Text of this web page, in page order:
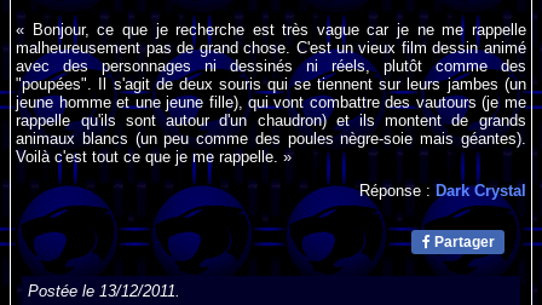
« Bonjour, ce que je recherche est très vague car je ne me rappelle
malheureusement pas de grand chose. C'est un vieux film dessin animé
avec des personnages ni dessinés ni réels, plutôt comme des
"poupées". Il s'agit de deux souris qui se tiennent sur leurs jambes (un
jeune homme et une jeune fille), qui vont combattre des vautours (je me
rappelle qu'ils sont autour d'un chaudron) et ils montent de grands
animaux blancs (un peu comme des poules nègre-soie mais géantes).
Voilà c'est tout ce que je me rappelle. »
Réponse :Dark Crystal
Partager
Postée le 13/12/2011.